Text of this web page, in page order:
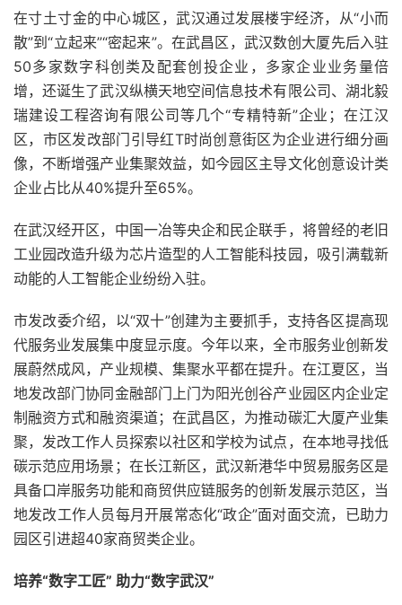
在寸土寸金的中心城区，武汉通过发展楼宇经济，从“小而
散”到“立起来”“密起来”。在武昌区，武汉数创大厦先后入驻
50多家数字科创类及配套创投企业，多家企业业务量倍
增，还诞生了武汉纵横天地空间信息技术有限公司、湖北毅
瑞建设工程咨询有限公司等几个“专精特新”企业；在江汉
区，市区发改部门引导红T时尚创意街区为企业进行细分画
像，不断增强产业集聚效益，如今园区主导文化创意设计类
企业占比从40%提升至65%。
在武汉经开区，中国一冶等央企和民企联手，将曾经的老旧
工业园改造升级为芯片造型的人工智能科技园，吸引满载新
动能的人工智能企业纷纷入驻。
市发改委介绍，以“双十”创建为主要抓手，支持各区提高现
代服务业发展集中度显示度。今年以来，全市服务业创新发
展蔚然成风，产业规模、集聚水平都在提升。在江夏区，当
地发改部门协同金融部门上门为阳光创谷产业园区内企业定
制融资方式和融资渠道；在武昌区，为推动碳汇大厦产业集
聚，发改工作人员探索以社区和学校为试点，在本地寻找低
碳示范应用场景；在长江新区，武汉新港华中贸易服务区是
具备口岸服务功能和商贸供应链服务的创新发展示范区，当
地发改工作人员每月开展常态化“政企”面对面交流，已助力
园区引进超40家商贸类企业。
培养“数字工匠” 助力“数字武汉”